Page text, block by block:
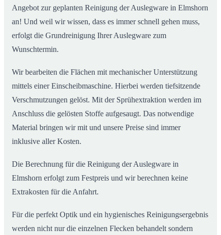
Angebot zur geplanten Reinigung der Auslegware in Elmshorn
an! Und weil wir wissen, dass es immer schnell gehen muss,
erfolgt die Grundreinigung Ihrer Auslegware zum
Wunschtermin.
Wir bearbeiten die Flächen mit mechanischer Unterstützung
mittels einer Einscheibmaschine. Hierbei werden tiefsitzende
Verschmutzungen gelöst. Mit der Sprühextraktion werden im
Anschluss die gelösten Stoffe aufgesaugt. Das notwendige
Material bringen wir mit und unsere Preise sind immer
inklusive aller Kosten.
Die Berechnung für die Reinigung der Auslegware in
Elmshorn erfolgt zum Festpreis und wir berechnen keine
Extrakosten für die Anfahrt.
Für die perfekt Optik und ein hygienisches Reinigungsergebnis
werden nicht nur die einzelnen Flecken behandelt sondern